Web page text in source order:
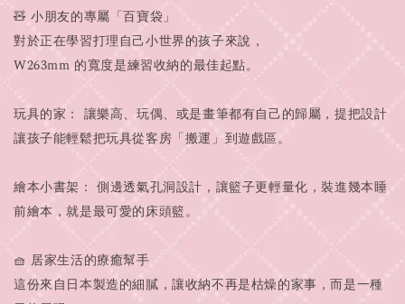
🧸 小朋友的專屬「百寶袋」
對於正在學習打理自己小世界的孩子來說，
W263mm 的寬度是練習收納的最佳起點。
玩具的家： 讓樂高、玩偶、或是畫筆都有自己的歸屬，提把設計
讓孩子能輕鬆把玩具從客房「搬運」到遊戲區。
繪本小書架： 側邊透氣孔洞設計，讓籃子更輕量化，裝進幾本睡
前繪本，就是最可愛的床頭籃。
🧺 居家生活的療癒幫手
這份來自日本製造的細膩，讓收納不再是枯燥的家事，而是一種